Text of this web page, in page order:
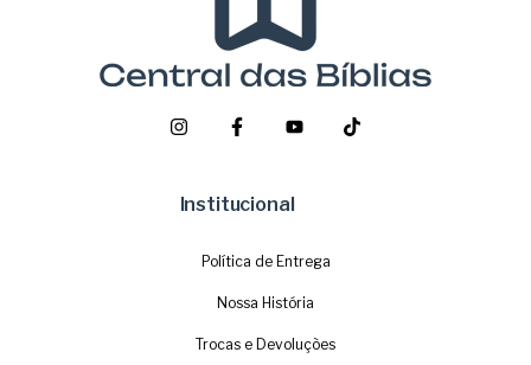
Institucional
Política de Entrega
Nossa História
Trocas e Devoluções